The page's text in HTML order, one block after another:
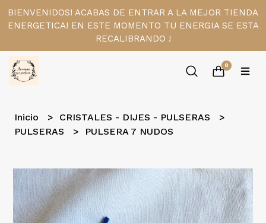
BIENVENIDOS! ACABAS DE ENTRAR A LA MEJOR TIENDA
ENERGETICA! EN ESTE MOMENTO TU ENERGIA SE ESTA
RECALIBRANDO !
0
Inicio
CRISTALES - DIJES - PULSERAS
PULSERAS
PULSERA 7 NUDOS